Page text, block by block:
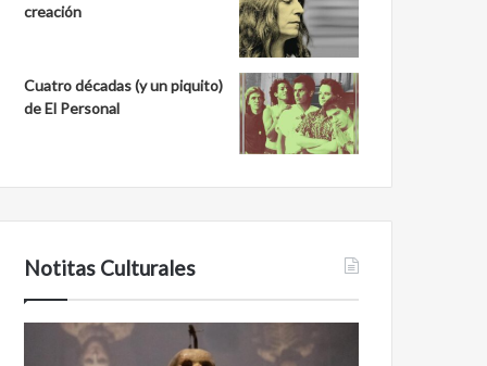
creación
Cuatro décadas (y un piquito)
de El Personal
Notitas Culturales
Cara